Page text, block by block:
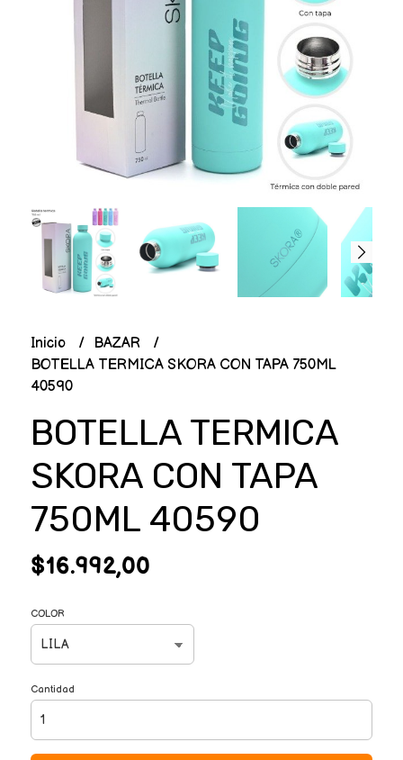
Inicio
BAZAR
BOTELLA TERMICA SKORA CON TAPA 750ML
40590
BOTELLA TERMICA
SKORA CON TAPA
750ML 40590
$16.992,00
COLOR
Cantidad